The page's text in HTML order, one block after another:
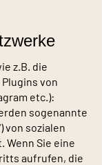
z.B. die
von
etc.):
sogenannte
von sozialen
Wenn Sie eine
aufrufen, die